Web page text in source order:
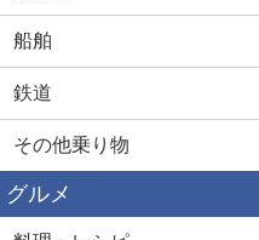
船舶
鉄道
その他乗り物
グルメ